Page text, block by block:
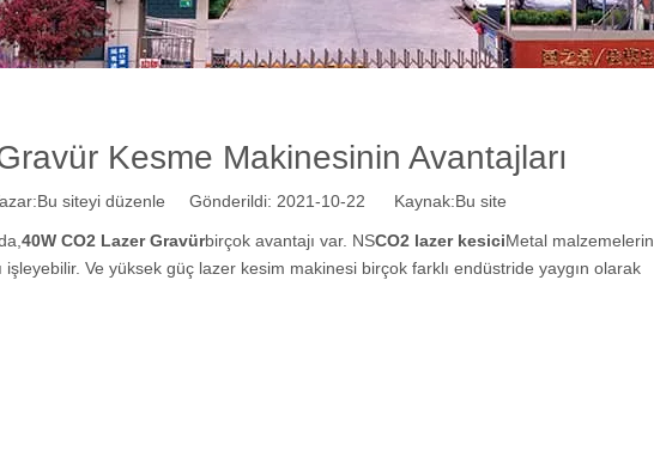
Kesme Makinesinin Avantajları
siteyi düzenle Gönderildi: 2021-10-22 Kaynak:Bu site
40W CO2 Lazer Gravürbirçok avantajı var. NSCO2 lazer kesiciMetal malzemelerin
Ve yüksek güç lazer kesim makinesi birçok farklı endüstride yaygın olarak